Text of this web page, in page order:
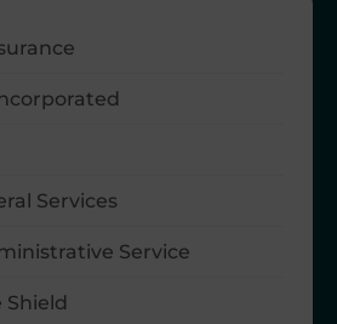
Services
Service